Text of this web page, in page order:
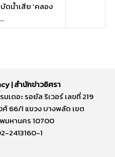
ดน้ำเสีย ‘คลอง
| สำนักข่าวอิศรา
มเดอะ รอยัล ริเวอร์ เลขที่ 219
66/1 แขวง บางพลัด เขต
มหานคร 10700
2413160-1